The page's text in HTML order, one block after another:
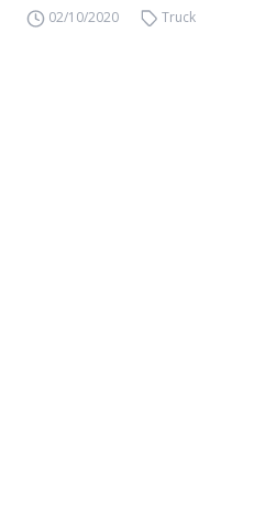
02/10/2020 Truck